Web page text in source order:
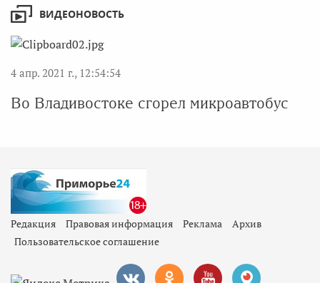
ВИДЕОНОВОСТЬ
4 апр. 2021 г., 12:54:54
Во Владивостоке сгорел микроавтобус
Редакция Правовая информация Реклама
Архив
Пользовательское соглашение